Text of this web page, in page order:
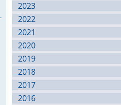
2023
2022
2021
2020
2019
2018
2017
2016